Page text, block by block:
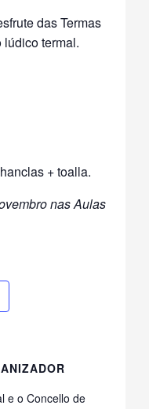
das Termas
termal.
+ toalla.
nas Aulas
e o Concello de